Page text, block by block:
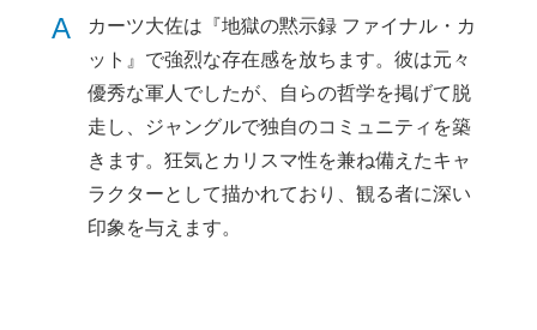
A
カーツ大佐は『地獄の黙示録 ファイナル・カ
ット』で強烈な存在感を放ちます。彼は元々
優秀な軍人でしたが、自らの哲学を掲げて脱
走し、ジャングルで独自のコミュニティを築
きます。狂気とカリスマ性を兼ね備えたキャ
ラクターとして描かれており、観る者に深い
印象を与えます。